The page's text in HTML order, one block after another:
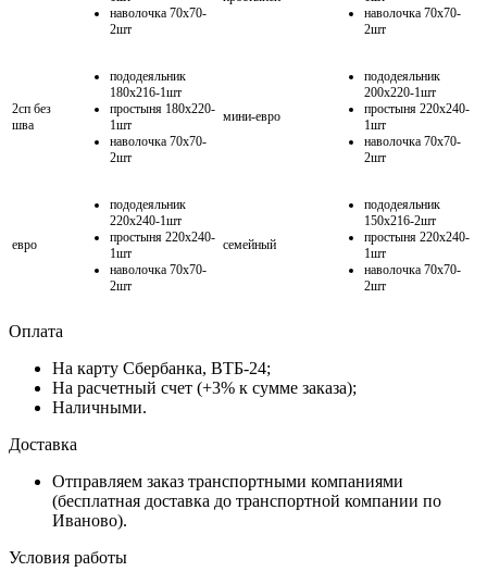
наволочка 70х70-
2шт
наволочка 70х70-
2шт
2сп без
шва
пододеяльник
180х216-1шт
простыня 180х220-
1шт
наволочка 70х70-
2шт
мини-евро
пододеяльник
200х220-1шт
простыня 220х240-
1шт
наволочка 70х70-
2шт
евро
пододеяльник
220х240-1шт
простыня 220х240-
1шт
наволочка 70х70-
2шт
семейный
пододеяльник
150х216-2шт
простыня 220х240-
1шт
наволочка 70х70-
2шт
Оплата
На карту Сбербанка, ВТБ-24;
На расчетный счет (+3% к сумме заказа);
Наличными.
Доставка
Отправляем заказ транспортными компаниями
(бесплатная доставка до транспортной компании по
Иваново).
Условия работы